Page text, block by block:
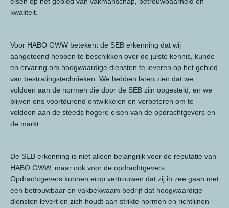
kwaliteit.
Voor HABO GWW betekent de SEB erkenning dat wij
aangetoond hebben te beschikken over de juiste kennis, kunde
en ervaring om hoogwaardige diensten te leveren op het gebied
van bestratingstechnieken. We hebben laten zien dat we
voldoen aan de normen die door de SEB zijn opgesteld, en we
blijven ons voortdurend ontwikkelen en verbeteren om te
voldoen aan de steeds hogere eisen van de opdrachtgevers en
de markt.
De SEB erkenning is niet alleen belangrijk voor de reputatie van
HABO GWW, maar ook voor de opdrachtgevers.
Opdrachtgevers kunnen erop vertrouwen dat zij in zee gaan met
een betrouwbaar en vakbekwaam bedrijf dat hoogwaardige
diensten levert en zich houdt aan strikte normen en richtlijnen